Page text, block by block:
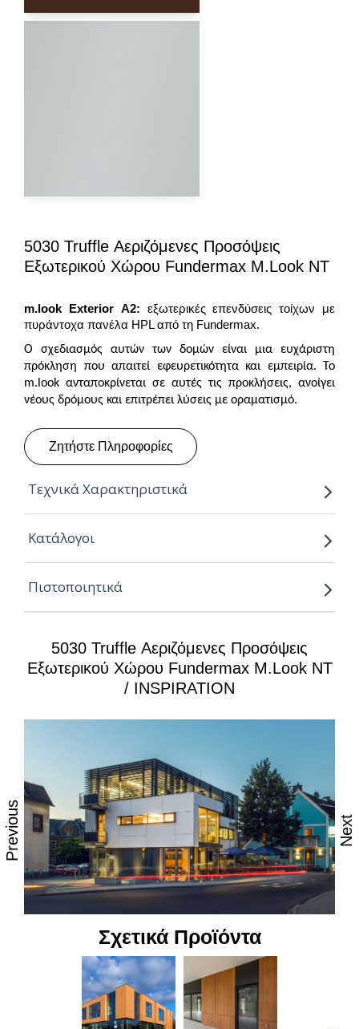
5030 Truffle Αεριζόμενες Προσόψεις
Εξωτερικού Χώρου Fundermax M.look NT
m.look Exterior Α2: εξωτερικές επενδύσεις τοίχων με
πυράντοχα πανέλα HPL από τη Fundermax.
Ο σχεδιασμός αυτών των δομών είναι μια ευχάριστη
πρόκληση που απαιτεί εφευρετικότητα και εμπειρία. Το
m.look ανταποκρίνεται σε αυτές τις προκλήσεις, ανοίγει
νέους δρόμους και επιτρέπει λύσεις με οραματισμό.
Ζητήστε Πληροφορίες
Τεχνικά Χαρακτηριστικά
• Εκτεταμένη γκάμα décor (Uni Colors, Nature,
Material)
• Μεγάλο μέγεθος/οικονομικό
• Ανθεκτικό στην υπεριώδη ακτινοβολία και στις
• Αυξημένη αντίσταση στις γρατσουνιές
• Υψηλή προστασία από κρούσεις
• Υψηλή αντοχή στη θραύση σε γωνίες και άκρες
• Πιστοποιητικά και εγκρίσεις για εμπορική χρήση
• Μεγάλες αποστάσεις μεταξύ στερέωσης, μικρότερη
προσπάθεια και χρόνος τοποθέτησης
• Κατασκευάστηκε με τη διαδικασία HPL
• Δεν απαιτείται στεγανοποίηση άκρων
• Εμπειρία δεκαετιών
Διαστάσεις πανέλου
Μήκος max. 3.580 mm
Πλάτος max. 1.580 mm
Πάχη για εξωτερική χρήση
7mm για εξωτερικές επενδύσεις
9mm για μπαλκόνια, περιφράξεις και πάνελ
κιγκλιδώματος σκάλας
Πάχη για εσωτερική χρήση
8mm για επενδύσεις εσωτερικής τοιχοποιίας
Κατάλογοι
Πιστοποιητικά
5030 Truffle Αεριζόμενες Προσόψεις
Εξωτερικού Χώρου Fundermax M.look NT
/ INSPIRATION
Previous Next
Σχετικά Προϊόντα